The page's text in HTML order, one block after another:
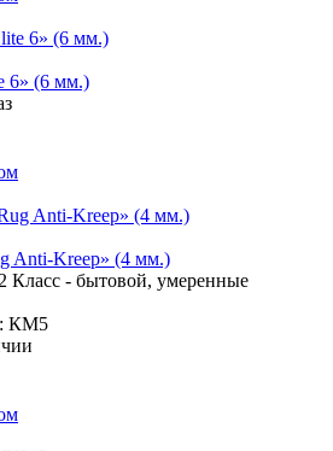
6» (6 мм.)
Anti-Kreep» (4 мм.)
Класс - бытовой, умеренные
КМ5